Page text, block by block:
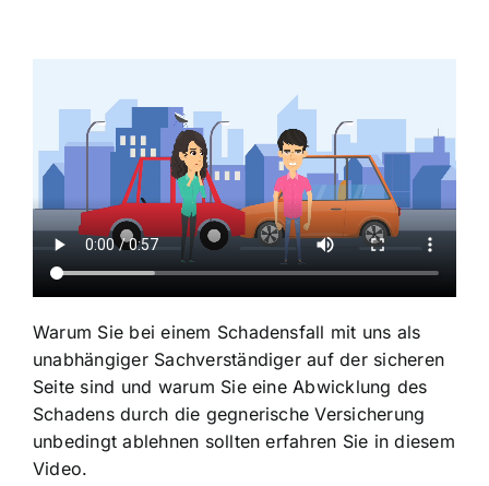
Warum Sie bei einem Schadensfall mit uns als
unabhängiger Sachverständiger auf der sicheren
Seite sind und warum Sie eine Abwicklung des
Schadens durch die gegnerische Versicherung
unbedingt ablehnen sollten erfahren Sie in diesem
Video.